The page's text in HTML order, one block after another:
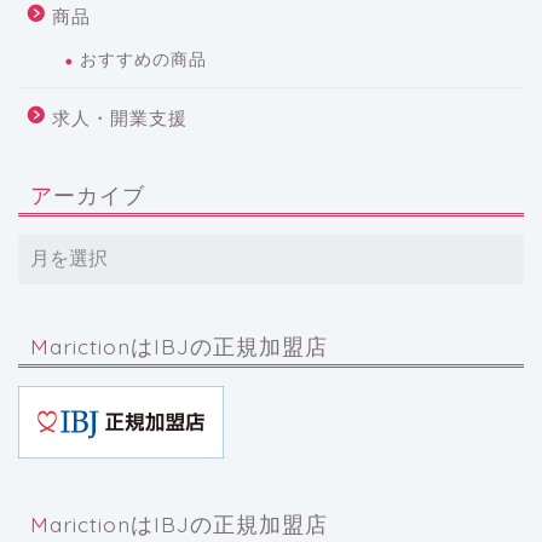
商品
おすすめの商品
求人・開業支援
アーカイブ
MarictionはIBJの正規加盟店
MarictionはIBJの正規加盟店